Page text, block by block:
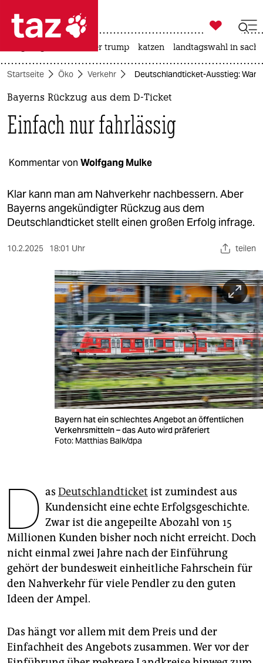
 taz zahl ich
taz zahl ich
themen
politik
öko
gesellschaft
kultur
wahrheit
veranstaltungen
fragen & hilfe
genossenschaft
epaper login

taz zahl ich
usa unter trump katzen landtagswahl in
Startseite Öko Verkehr Deutschlandticket-Ausstieg:
Bayerns Rückzug aus dem D-Ticket
Einfach nur fahrlässig
Kommentar von Wolfgang Mulke
Klar kann man am Nahverkehr nachbessern. Aber
Bayerns angekündigter Rückzug aus dem
Deutschlandticket stellt einen großen Erfolg infrage.
10.2.2025 18:01 Uhr teilen
Bayern hat ein schlechtes Angebot an öffentlichen
Verkehrsmitteln – das Auto wird präferiert
Foto: Matthias Balk/dpa
D as Deutschlandticket ist zumindest aus
Kundensicht eine echte Erfolgsgeschichte.
Zwar ist die angepeilte Abozahl von 15
Millionen Kunden bisher noch nicht erreicht. Doch
nicht einmal zwei Jahre nach der Einführung
gehört der bundesweit einheitliche Fahrschein für
den Nahverkehr für viele Pendler zu den guten
Ideen der Ampel.
Das hängt vor allem mit dem Preis und der
Einfachheit des Angebots zusammen. Wer vor der